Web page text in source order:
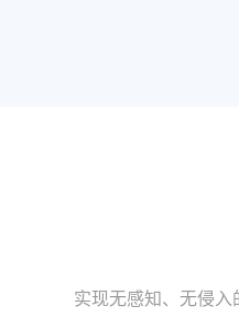
实现无感知、无侵入